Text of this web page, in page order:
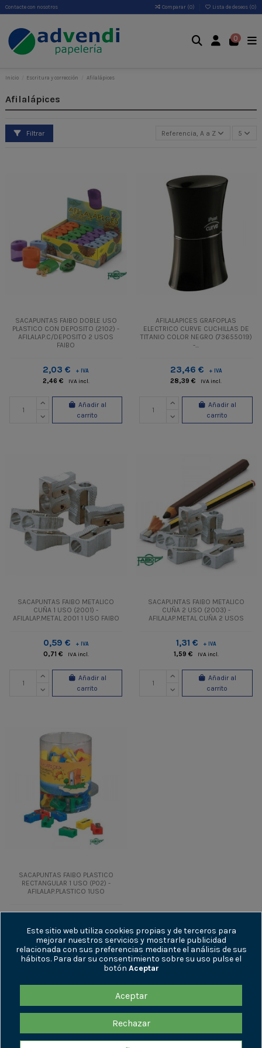
Contacte con nosotros Comparar (0) Lista de deseos (0)
0
Inicio Escritura y corrección Afilalápices
Afilalápices
Filtrar Referencia, A a Z 5
SACAPUNTAS FAIBO DOBLE USO
PLASTICO CON DEPOSITO (2102) -
AFILALAP.C/DEPOSITO 2 USOS
FAIBO
2,03 € + IVA
2,46 € IVA incl.
Añadir al
carrito
AFILALAPICES GRAFOPLAS
ELECTRICO CURVE CUCHILLAS DE
TITANIO COLOR NEGRO (73655019)
-...
23,46 € + IVA
28,39 € IVA incl.
Añadir al
carrito
SACAPUNTAS FAIBO METALICO
CUÑA 1 USO (2001) -
AFILALAP.METAL 2001 1 USO FAIBO
0,59 € + IVA
0,71 € IVA incl.
Añadir al
carrito
SACAPUNTAS FAIBO METALICO
CUÑA 2 USO (2003) -
AFILALAP.METAL CUÑA 2 USOS
1,31 € + IVA
1,59 € IVA incl.
Añadir al
carrito
SACAPUNTAS FAIBO PLASTICO
RECTANGULAR 1 USO (P02) -
AFILALAP.PLASTICO 1USO
0,34 € IVA incl.
Añadir al
carrito
Este sitio web utiliza cookies propias y de terceros para
mejorar nuestros servicios y mostrarle publicidad
relacionada con sus preferencias mediante el análisis de sus
hábitos. Para dar su consentimiento sobre su uso pulse el
botón Aceptar
Aceptar
Rechazar